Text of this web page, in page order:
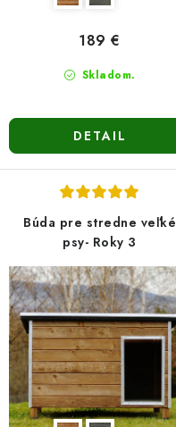
Skladom.
189 €
DETAIL
Búda pre stredne veľké
psy- Roky 3